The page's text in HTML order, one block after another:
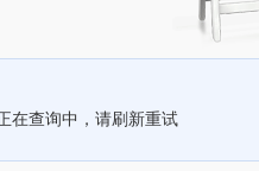
在查询中，请刷新重试